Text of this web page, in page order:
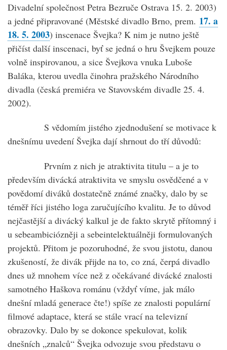
Divadelní společnost Petra Bezruče Ostrava 15. 2. 2003)
a jedné připravované (Městské divadlo Brno, prem. 17. a
18. 5. 2003) inscenace Švejka? K nim je nutno ještě
přičíst další inscenaci, byť se jedná o hru Švejkem pouze
volně inspirovanou, a sice Švejkova vnuka Luboše
Baláka, kterou uvedla činohra pražského Národního
divadla (česká premiéra ve Stavovském divadle 25. 4.
2002).
S vědomím jistého zjednodušení se motivace k
dnešnímu uvedení Švejka dají shrnout do tří důvodů:
Prvním z nich je atraktivita titulu – a je to
především divácká atraktivita ve smyslu osvědčené a v
povědomí diváků dostatečně známé značky, dalo by se
téměř říci jistého loga zaručujícího kvalitu. Je to důvod
nejčastější a divácký kalkul je de fakto skrytě přítomný i
u sebeambiciózněji a sebeintelektuálněji formulovaných
projektů. Přitom je pozoruhodné, že svou jistotu, danou
zkušeností, že divák přijde na to, co zná, čerpá divadlo
dnes už mnohem více než z očekávané divácké znalosti
samotného Haškova románu (vždyť víme, jak málo
dnešní mladá generace čte!) spíše ze znalosti populární
filmové adaptace, která se stále vrací na televizní
obrazovky. Dalo by se dokonce spekulovat, kolik
dnešních „znalců“ Švejka odvozuje svou představu o